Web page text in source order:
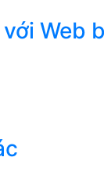
Web